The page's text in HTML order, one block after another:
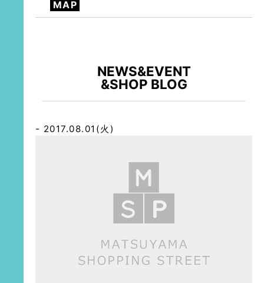
MAP
NEWS&EVENT
&SHOP BLOG
2017.08.01(火)